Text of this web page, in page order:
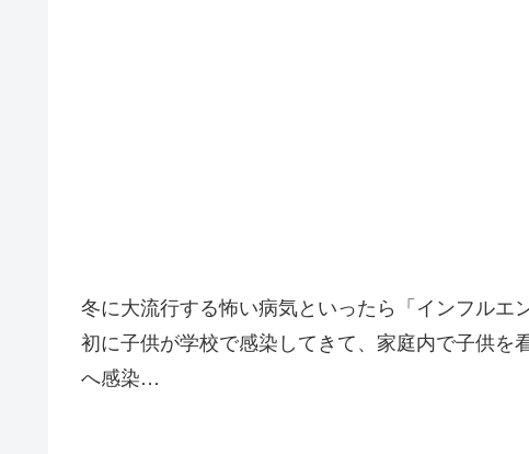
冬に大流行する怖い病気といったら「インフル
初に子供が学校で感染してきて、家庭内で子供
へ感染…